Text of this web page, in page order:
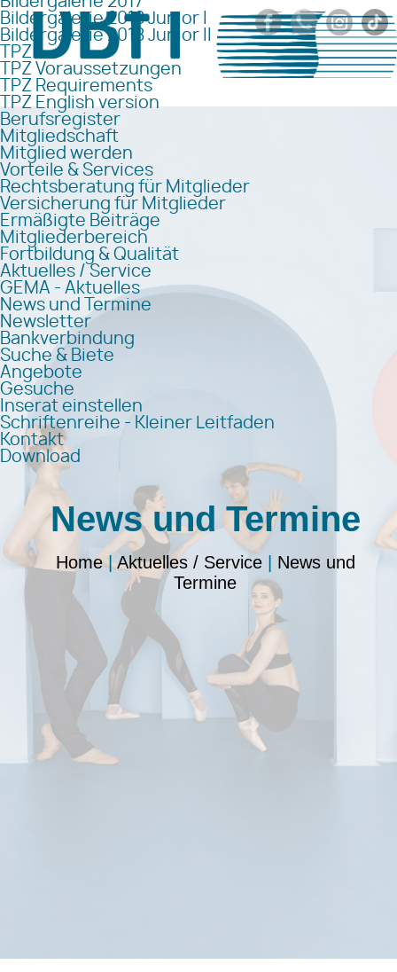
Bildergalerie 2018 Junior I
Bildergalerie 2018 Junior II
TPZ
TPZ Voraussetzungen
TPZ Requirements
TPZ English version
Berufsregister
Mitgliedschaft
Mitglied werden
Vorteile & Services
Rechtsberatung für Mitglieder
Versicherung für Mitglieder
Ermäßigte Beiträge
Mitgliederbereich
Fortbildung & Qualität
Aktuelles / Service
GEMA - Aktuelles
News und Termine
Newsletter
Bankverbindung
Suche & Biete
Angebote
Gesuche
Inserat einstellen
Schriftenreihe - Kleiner Leitfaden
Kontakt
Download
News und Termine
Home|Aktuelles / Service| News und
Termine